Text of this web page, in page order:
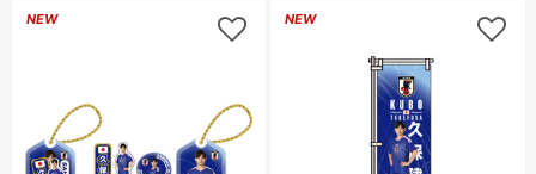
NEW NEW